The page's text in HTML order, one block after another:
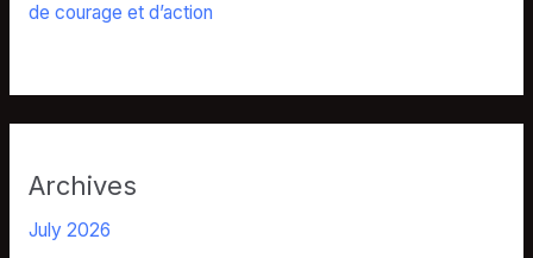
de courage et d’action
Archives
July 2026